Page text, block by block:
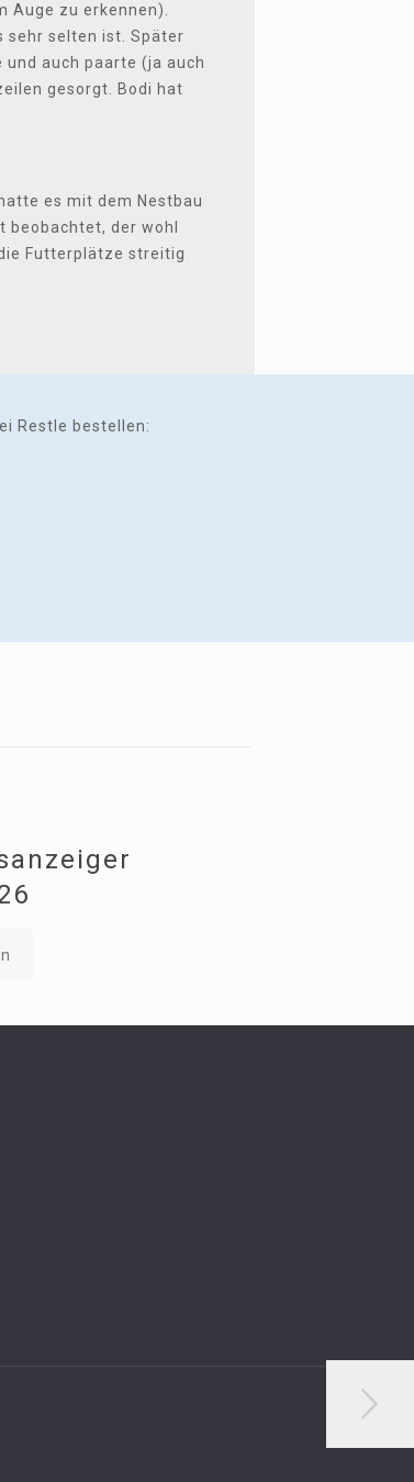
zu erkennen).
sehr selten ist. Später
auch paarte (ja auch
gesorgt. Bodi hat
es mit dem Nestbau
der wohl
Futterplätze streitig
Restle bestellen: